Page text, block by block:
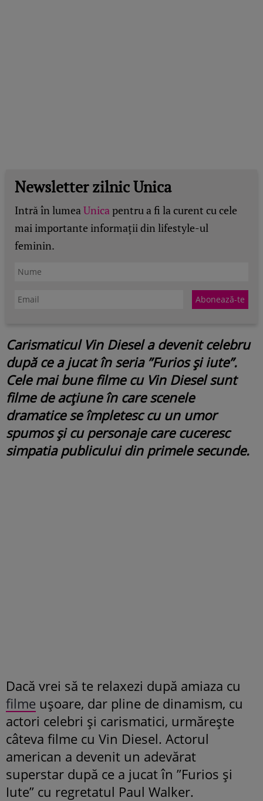
Newsletter zilnic Unica
Intră în lumeaUnicapentru a fi la curent cu cele
mai importante informații din lifestyle-ul
feminin.
Carismaticul Vin Diesel a devenit celebru
după ce a jucat în seria ”Furios și iute”.
Cele mai bune filme cu Vin Diesel sunt
filme de acțiune în care scenele
dramatice se împletesc cu un umor
spumos și cu personaje care cuceresc
simpatia publicului din primele secunde.
Dacă vrei să te relaxezi după amiaza cu
filme ușoare, dar pline de dinamism, cu
actori celebri și carismatici, urmărește
câteva filme cu Vin Diesel. Actorul
american a devenit un adevărat
superstar după ce a jucat în ”Furios și
Iute” cu regretatul Paul Walker.